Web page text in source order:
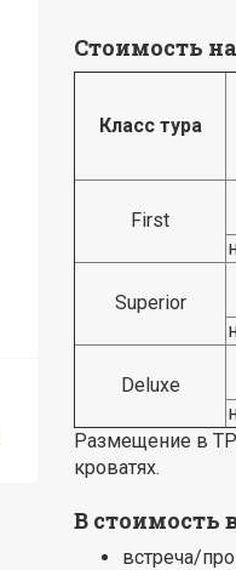
Стоимость
Класс тура
First
Superior
Deluxe
Размещение в
кроватях.
В стоимость
встреча/